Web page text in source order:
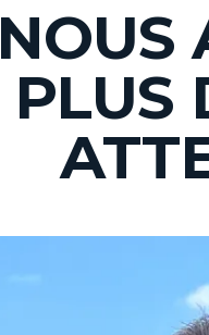
NOUS
PLUS